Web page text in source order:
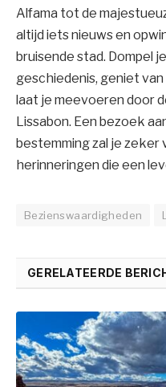
Alfama tot de
altijd iets nieuws en
bruisende stad. Dompel
geschiedenis, geniet
laat je meevoeren door
Lissabon. Een bezoek
bestemming zal je zeker
herinneringen die een
Bezienswaardigheden
GERELATEERDE